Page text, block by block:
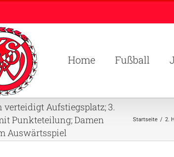
Home Fußball
verteidigt Aufstiegsplatz; 3.
Punkteteilung; Damen
Auswärtsspiel
Startseite / 2.